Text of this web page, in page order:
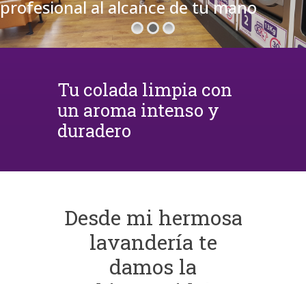
Tu colada limpia con
un aroma intenso y
duradero
Desde mi hermosa
lavandería te
damos la